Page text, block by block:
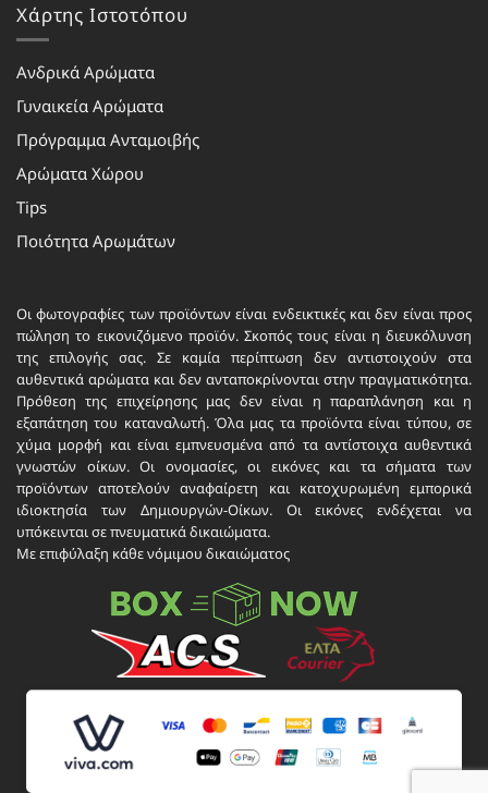
Χάρτης Ιστοτόπου
Ανδρικά Αρώματα
Γυναικεία Αρώματα
Πρόγραμμα Ανταμοιβής
Αρώματα Χώρου
Tips
Ποιότητα Αρωμάτων
Οι φωτογραφίες των προϊόντων είναι ενδεικτικές και δεν είναι προς
πώληση το εικονιζόμενο προϊόν. Σκοπός τους είναι η διευκόλυνση
της επιλογής σας. Σε καμία περίπτωση δεν αντιστοιχούν στα
αυθεντικά αρώματα και δεν ανταποκρίνονται στην πραγματικότητα.
Πρόθεση της επιχείρησης μας δεν είναι η παραπλάνηση και η
εξαπάτηση του καταναλωτή. Όλα μας τα προϊόντα είναι τύπου, σε
χύμα μορφή και είναι εμπνευσμένα από τα αντίστοιχα αυθεντικά
γνωστών οίκων. Οι ονομασίες, οι εικόνες και τα σήματα των
προϊόντων αποτελούν αναφαίρετη και κατοχυρωμένη εμπορικά
ιδιοκτησία των Δημιουργών-Οίκων. Οι εικόνες ενδέχεται να
υπόκεινται σε πνευματικά δικαιώματα.
Με επιφύλαξη κάθε νόμιμου δικαιώματος